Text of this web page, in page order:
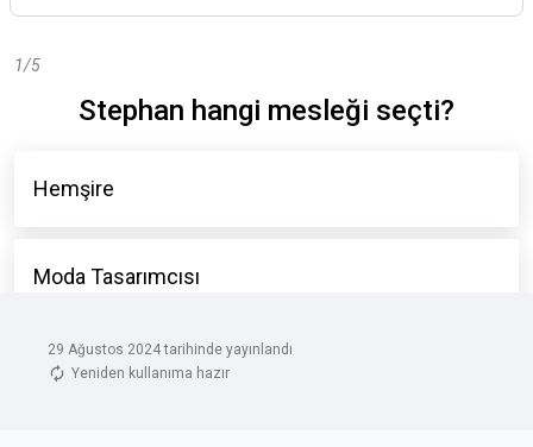
29 Ağustos 2024 tarihinde yayınlandı
Yeniden kullanıma hazır